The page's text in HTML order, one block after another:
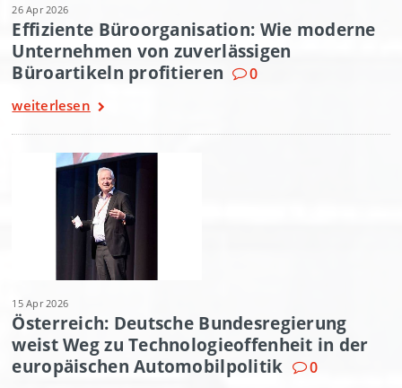
26 Apr 2026
Effiziente Büroorganisation: Wie moderne
Unternehmen von zuverlässigen
Büroartikeln profitieren
0
weiterlesen
15 Apr 2026
Österreich: Deutsche Bundesregierung
weist Weg zu Technologieoffenheit in der
europäischen Automobilpolitik
0